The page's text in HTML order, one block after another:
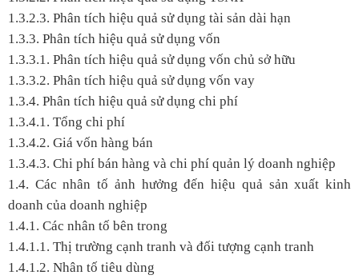
1.3.2.3. Phân tích hiệu quả sử dụng tài sản dài hạn
1.3.3. Phân tích hiệu quả sử dụng vốn
1.3.3.1. Phân tích hiệu quả sử dụng vốn chủ sở hữu
1.3.3.2. Phân tích hiệu quả sử dụng vốn vay
1.3.4. Phân tích hiệu quả sử dụng chi phí
1.3.4.1. Tổng chi phí
1.3.4.2. Giá vốn hàng bán
1.3.4.3. Chi phí bán hàng và chi phí quản lý doanh nghiệp
1.4. Các nhân tố ảnh hưởng đến hiệu quả sản xuất kinh
doanh của doanh nghiệp
1.4.1. Các nhân tố bên trong
1.4.1.1. Thị trường cạnh tranh và đối tượng cạnh tranh
1.4.1.2. Nhân tố tiêu dùng